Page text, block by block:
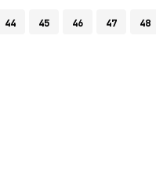
44 45 46 47 48